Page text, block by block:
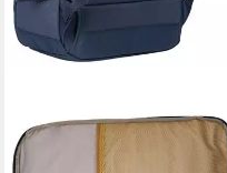
VAUDE
Wanderrucksack Mundo